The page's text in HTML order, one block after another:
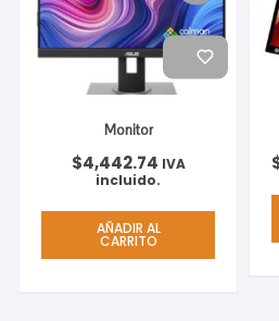
Monitor
$4,442.74 IVA
incluido.
AÑADIR AL
CARRITO